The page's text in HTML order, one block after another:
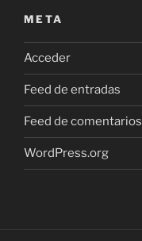
META
Acceder
Feed de entradas
Feed de comentarios
WordPress.org